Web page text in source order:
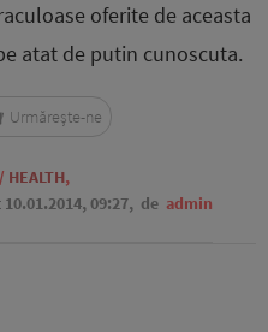
oferite de aceasta
atat de putin cunoscuta.
/ HEALTH,
09:27, de admin
Urmărește-ne